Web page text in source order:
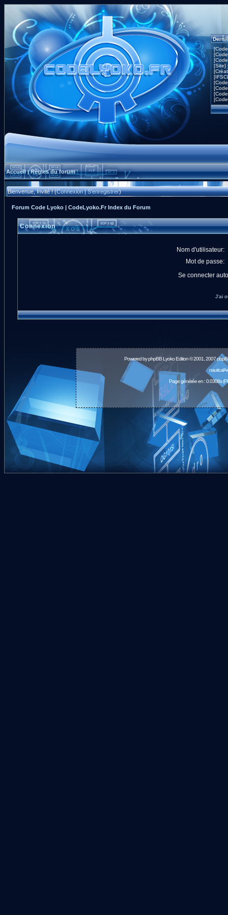
[Site]
Accueil|Règles du forum
Bienvenue, Invité ! (Connexion|S'enregistrer)
Forum Code Lyoko | CodeLyoko.Fr Index du Forum
Connexion
Nom d'utilisateur:
Mot de passe:
Se connecter
J'ai
Powered byphpBBLyoko Edition © 2001, 2007
Page générée en : 0.0308s